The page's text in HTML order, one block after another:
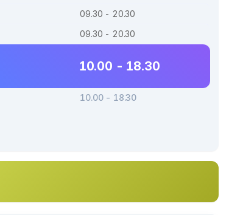
09.30 - 20.30
09.30 - 20.30
10.00 - 18.30
10.00 - 18.30